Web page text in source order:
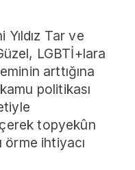
Yıldız Tar ve
LGBTİ+lara
arttığına
politikası
topyekûn
örme ihtiyacı